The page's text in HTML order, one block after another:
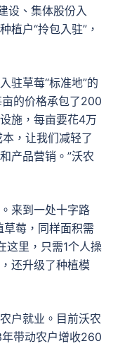
设、集体股份入
植户“拎包入驻”，
驻草莓“标准地”的
的价格承包了200
施，每亩要花4万
，让我们减轻了
产品营销。”沃农
来到一处十字路
草莓，同样面积需
这里，只需1个人操
还升级了种植模
户就业。目前沃农
带动农户增收260